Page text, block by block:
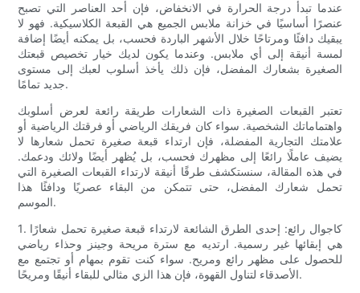
عندما تبدأ درجة الحرارة في الانخفاض، فإن أحد العناصر التي تصبح
عنصرًا أساسيًا في خزانة ملابس الجميع هي القبعة الكلاسيكية. فهو لا
يبقيك دافئًا ومرتاحًا خلال الأشهر الباردة فحسب، بل يمكنه أيضًا إضافة
لمسة أنيقة إلى أي ملابس. وعندما يكون لديك خيار تخصيص قبعتك
الصغيرة بشعارك المفضل، فإن ذلك يأخذ أسلوب لعبك إلى مستوى
جديد تمامًا.
تعتبر القبعات الصغيرة ذات الشعارات طريقة رائعة لعرض أسلوبك
واهتماماتك الشخصية. سواء كان فريقك الرياضي أو فرقتك الرياضية أو
علامتك التجارية المفضلة، فإن ارتداء قبعة صغيرة تحمل شعارها لا
يضيف عاملًا رائعًا إلى مظهرك فحسب، بل يُظهر أيضًا ولائك ودعمك.
في هذه المقالة، سنستكشف طرقًا أنيقة لارتداء القبعات الصغيرة التي
تحمل شعارك المفضل، حتى تتمكن من البقاء عصريًا ودافئًا هذا
الموسم.
1. كاجوال رائع: إحدى الطرق الشائعة لارتداء قبعة صغيرة تحمل شعارًا
هي إبقائها غير رسمية. ارتديه مع سترة مريحة وجينز وحذاء رياضي
للحصول على مظهر رائع ومريح. سواء كنت تقوم بمهام أو تجتمع مع
الأصدقاء لتناول القهوة، فإن هذا الزي مثالي للبقاء أنيقًا ومريحًا.